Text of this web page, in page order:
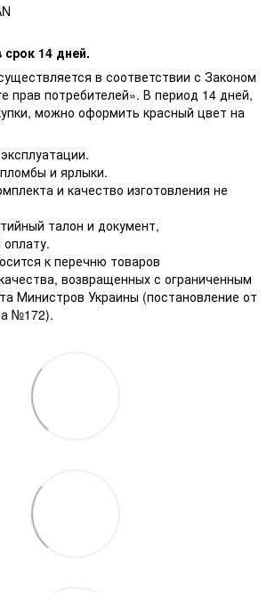
срок 14 дней.
в соответствии с Законом
прав потребителей». В период 14 дней,
можно оформить красный цвет на
и ярлыки.
и качество изготовления не
талон и документ,
к перечню товаров
возвращенных с ограниченным
Министров Украины (постановление от
№172).